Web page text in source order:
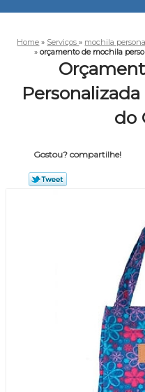
Home » Serviços» mochila
»orçamento de mochila
do
Gostou? compartilhe!